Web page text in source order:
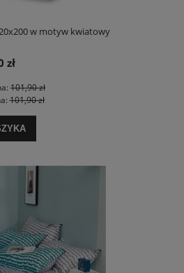
w motyw kwiatowy
zł
101,90 zł
101,90 zł